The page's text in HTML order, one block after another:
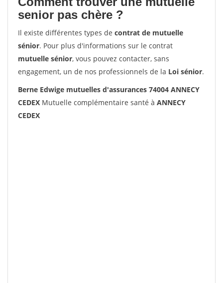
senior pas chère ?
Il existe différentes types de contrat de mutuelle
sénior. Pour plus d'informations sur le contrat
mutuelle sénior, vous pouvez contacter, sans
engagement, un de nos professionnels de la Loi sénior.
Berne Edwige mutuelles d'assurances 74004 ANNECY
CEDEX Mutuelle complémentaire santé à ANNECY
CEDEX